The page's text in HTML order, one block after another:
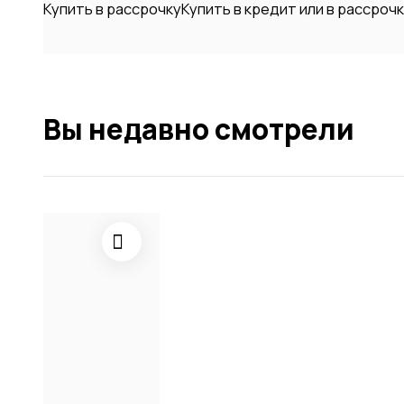
Купить в рассрочкуКупить в кредит или в
Вы недавно смотрели